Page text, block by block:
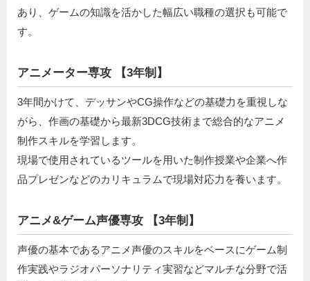
あり、ゲームの知識を活かした幅広い職種の選択も可能で
す。
アニメーター専攻 【3年制】
3年間かけて、デッサンやCG操作などの基礎力を重視しな
がら、作画の基礎から最新3DCG技術まで総合的なアニメ
制作スキルを学習します。
現場で使用されているツールを用いた制作授業や企業へ作
品プレゼンなどのカリキュラムで現場対応力を養います。
アニメ&ゲーム声優専攻 【3年制】
声優の基本であるアニメ声優のスキルをベースにゲーム制
作実践やラジオパーソナリティ実習などマルチな分野で活